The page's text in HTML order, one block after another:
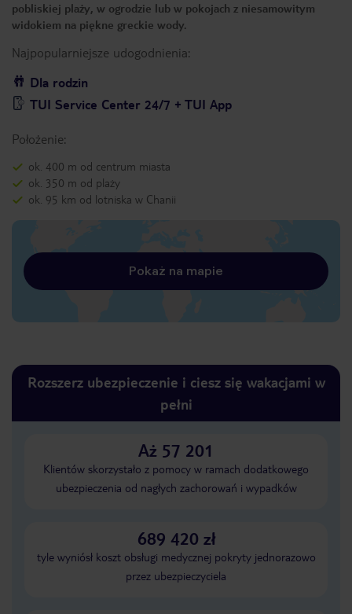
pobliskiej plaży, w ogrodzie lub w pokojach z niesamowitym
widokiem na piękne greckie wody.
Najpopularniejsze udogodnienia:
Dla rodzin
TUI Service Center 24/7 + TUI App
Położenie:
ok. 400 m od centrum miasta
ok. 350 m od plaży
ok. 95 km od lotniska w Chanii
Pokaż na mapie
Rozszerz ubezpieczenie i ciesz się wakacjami w
pełni
Aż 57 201
Klientów skorzystało z pomocy w ramach dodatkowego
ubezpieczenia od nagłych zachorowań i wypadków
689 420 zł
tyle wyniósł koszt obsługi medycznej pokryty jednorazowo
przez ubezpieczyciela